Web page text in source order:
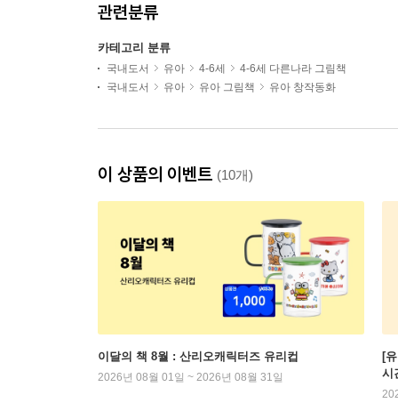
관련분류
카테고리 분류
국내도서 유아 4-6세
4-6세 다른나라 그림책
국내도서
유아 유아 그림책 유아 창작동화
이 상품의 이벤트 (10개)
이달의 책 8월 : 산리오캐릭터즈 유리컵
2026년 08월 01일 ~ 2026년 08월 31일
[
시